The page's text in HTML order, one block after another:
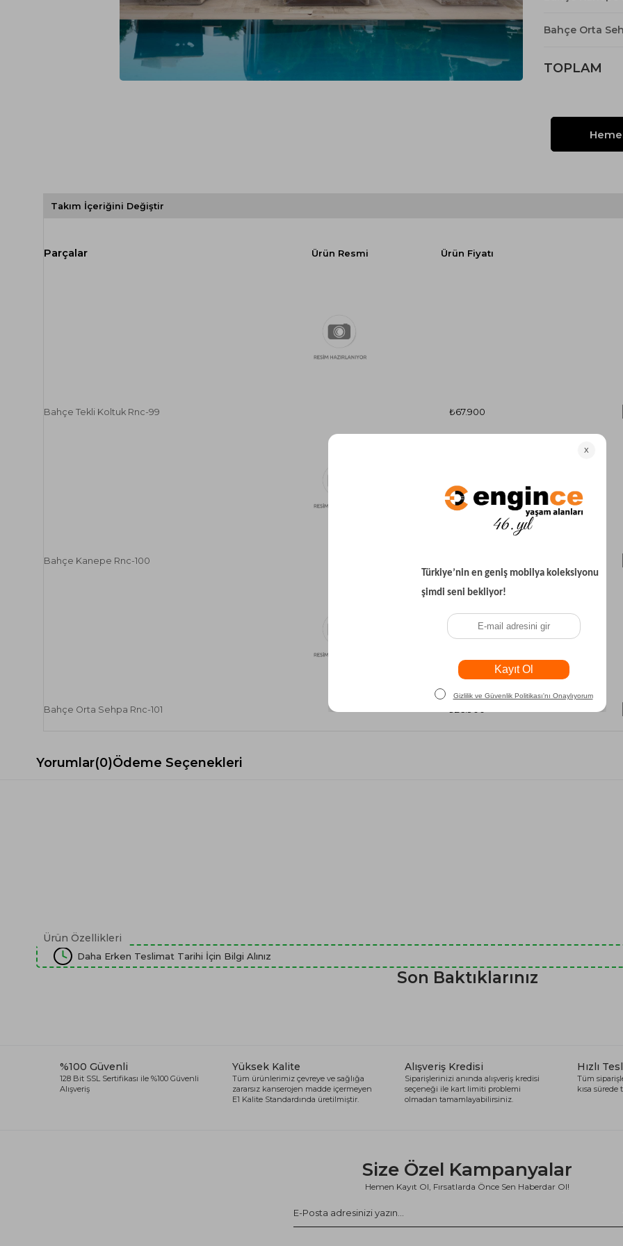
Spor Koltuk Takımı
Krem Koltuk Takımı
Gri TV Ünitesi
Beyaz TV Ünitesi
Siyah TV Ünitesi
Şömineli TV Ünitesi
Yataklı Koltuk
Köşe Koltuk
Modern Köşe Koltuk
Ekonomik Köşe Koltuk
Bahçe Orta
TOPLAM
Takım İçeriğini Değiştir
Ürün Resmi Ürün Fiyatı
Bahçe Tekli Koltuk Rnc-99 ₺67.900
Bahçe Kanepe Rnc-100
Bahçe Orta Sehpa Rnc-101 ₺26.900
Yorumlar(0)Ödeme Seçenekleri
Ürün Özellikleri
Daha Erken Teslimat Tarihi İçin Bilgi Alınız
Son Baktıklarınız
%100 Güvenli
128 Bit SSL Sertifikası ile %100 Güvenli
Alışveriş
Yüksek Kalite
Tüm ürünlerimiz çevreye ve sağlığa
zararsız kanserojen madde içermeyen
E1 Kalite Standardında üretilmiştir.
Alışveriş Kredisi
Siparişlerinizi anında alışveriş kredisi
seçeneği ile kart limiti problemi
olmadan tamamlayabilirsiniz.
Hızlı
Tüm
kısa sürede
Size Özel Kampanyalar
Hemen Kayıt Ol, Fırsatlarda Önce Sen Haberdar Ol!